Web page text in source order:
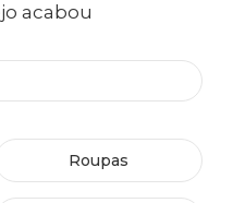
acabou
Roupas